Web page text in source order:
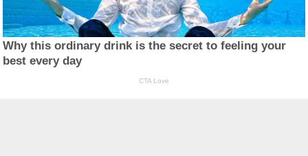
Why this ordinary drink is the secret to feeling your
best every day
CTA Love